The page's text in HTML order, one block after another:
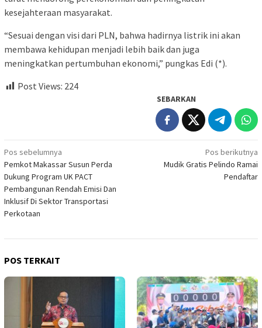
kesejahteraan masyarakat.
“Sesuai dengan visi dari PLN, bahwa hadirnya listrik ini akan
membawa kehidupan menjadi lebih baik dan juga
meningkatkan pertumbuhan ekonomi,” pungkas Edi (*).
Post Views: 224
SEBARKAN
Navigasi
pos
Pos sebelumnya
Pemkot Makassar Susun Perda
Dukung Program UK PACT
Pembangunan Rendah Emisi Dan
Inklusif Di Sektor Transportasi
Perkotaan
Pos berikutnya
Mudik Gratis Pelindo Ramai
Pendaftar
POS TERKAIT